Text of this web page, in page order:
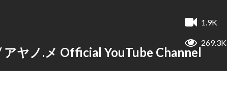
ヤノ.メ Official YouTube Channel
1.9K
269.3K